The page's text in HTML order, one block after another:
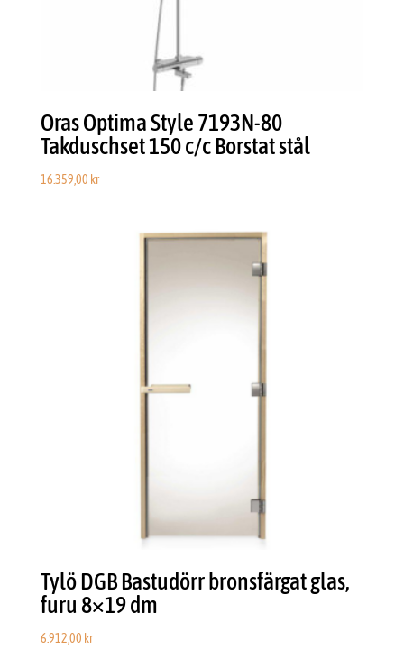
Oras Optima Style 7193N-80
Takduschset 150 c/c Borstat stål
16.359,00 kr
Tylö DGB Bastudörr bronsfärgat glas,
furu 8×19 dm
6.912,00 kr